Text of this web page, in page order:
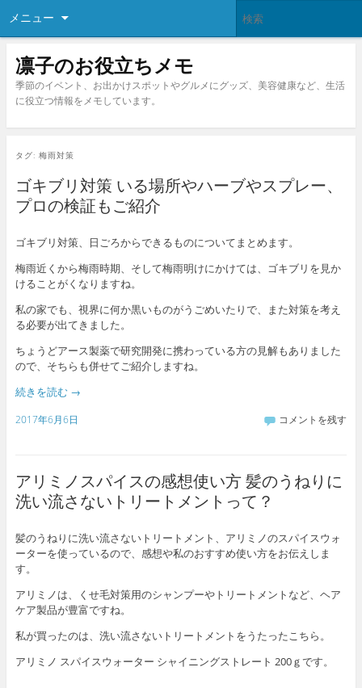
メニュー
凛子のお役立ちメモ
季節のイベント、お出かけスポットやグルメにグッズ、美容健康など、生活
に役立つ情報をメモしています。
タグ: 梅雨対策
ゴキブリ対策 いる場所やハーブやスプレー、
プロの検証もご紹介
ゴキブリ対策、日ごろからできるものについてまとめます。
梅雨近くから梅雨時期、そして梅雨明けにかけては、ゴキブリを見か
けることがくなりますね。
私の家でも、視界に何か黒いものがうごめいたりで、また対策を考え
る必要が出てきました。
ちょうどアース製薬で研究開発に携わっている方の見解もありました
ので、そちらも併せてご紹介しますね。
続きを読む →
2017年6月6日 コメントを残す
アリミノスパイスの感想使い方 髪のうねりに
洗い流さないトリートメントって？
髪のうねりに洗い流さないトリートメント、アリミノのスパイスウォ
ーターを使っているので、感想や私のおすすめ使い方をお伝えしま
す。
アリミノは、くせ毛対策用のシャンプーやトリートメントなど、ヘア
ケア製品が豊富ですね。
私が買ったのは、洗い流さないトリートメントをうたったこちら。
アリミノ スパイスウォーター シャイニングストレート 200ｇです。